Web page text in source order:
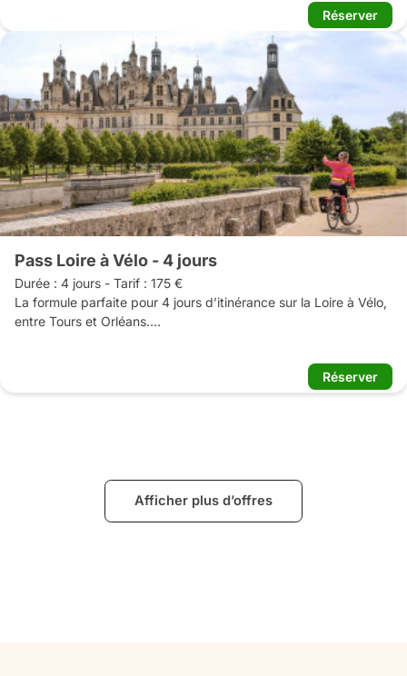
château, vous plonge dans l’intimité familiale des propriétaires
à travers une visite libre et sonorisée dans un château
entièrement meublé, des cuisines à la salle à manger en
passant par les appartements privés. Les communs vous font
découvrir la passion de la famille pour le cheval et la vènerie au
travers des écuries, selleries, voitures hippomobiles, tableaux
d’artistes et Carrés Hermès.
Une promenade forestière est ouverte dans le parc du
château.
Parcours de visite adapté aux enfants avec le livret "Solange
enquête à Montpoupon".
Réserver
Pass Loire à Vélo - 4 jours
Durée : 4 jours - Tarif : 175 €
La formule parfaite pour 4 jours d’itinérance sur la Loire à Vélo,
entre Tours et Orléans.
Loire à votre rythme, sans vous soucier de l'organisation.
Pendant 4 jours, prenez le temps de visiter les châteaux
Avec 4 points de location et de restitution des vélos à Tours,
Amboise, Blois et Orléans, choisissez librement votre itinéraire
Réserver
Afficher plus d’offres